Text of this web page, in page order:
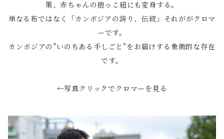
策、赤ちゃんの抱っこ紐にも変身する。
単なる布ではなく「カンボジアの誇り、伝統」それががクロマ
ーです。
カンボジアの”いのちある手しごと”をお届けする象徴的な存在
です。
←写真クリックでクロマーを見る